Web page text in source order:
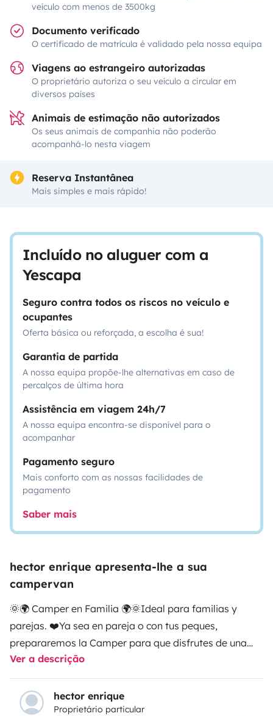
veículo com menos de 3500kg
Documento verificado
O certificado de matrícula é validado pela nossa equipa
Viagens ao estrangeiro autorizadas
O proprietário autoriza o seu veículo a circular em
diversos países
Animais de estimação não autorizados
Os seus animais de companhia não poderão
acompanhá-lo nesta viagem
Reserva Instantânea
Mais simples e mais rápido!
Incluído no aluguer com a
Yescapa
Seguro contra todos os riscos no veículo e
ocupantes
Oferta básica ou reforçada, a escolha é sua!
Garantia de partida
A nossa equipa propõe-lhe alternativas em caso de
percalços de última hora
Assistência em viagem 24h/7
A nossa equipa encontra-se disponível para o
acompanhar
Pagamento seguro
Mais conforto com as nossas facilidades de
pagamento
Saber mais
hector enrique apresenta-lhe a sua
campervan
🌞​🌍​ Camper en Familia 🌍🌞Ideal para familias y
parejas. ❤️‍Ya sea en pareja o con tus peques,
prepararemos la Camper para que disfrutes de una
experiencia personalizada con todo lo que necesites y
unas vacaciones inolvidables.¿Con que cuenta?Sal,
azúcar, aceite de oliva extra virgen, jabón para platos,
y todo lo necesario para poder cocinar 👍
Ver a descrição
hector enrique
Proprietário particular